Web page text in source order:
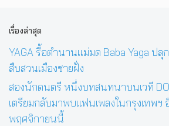
เรื่องล่าสุด
YAGA รื้อตำนานแม่มด Baba Yaga ปลุ
สืบสวนเมืองชายฝั่ง
สองนักดนตรี หนึ่งบทสนทนาบนเวที
เตรียมกลับมาพบแฟนเพลงในกรุงเทพฯ
พฤศจิกายนนี้